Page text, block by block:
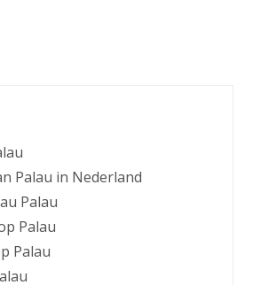
Palau in Nederland
Palau
Palau
Palau